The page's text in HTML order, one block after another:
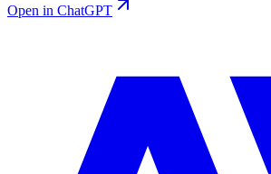
Open in ChatGPT